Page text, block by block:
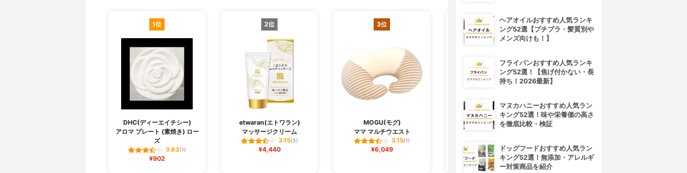
1位
DHC(ディーエイチシー)
アロマ プレート (素焼き) ロー
ズ
3.63(1)
¥902
2位
etwaran(エトワラン)
マッサージクリーム
3.15(3)
¥4,440
3位
MOGU(モグ)
ママ マルチウエスト
3.15(1)
¥6,049
4位
LADONNA(ラドンナ)
ジュエリー ビューティーカッ
3.15(1)
¥1,650
ヘアオイルおすすめ人気ランキ
ング52選【プチプラ・髪質別や
メンズ向けも！】
フライパンおすすめ人気ランキ
ング52選！【焦げ付かない・長
持ち！2026最新】
マヌカハニーおすすめ人気ラン
キング52選！味や栄養価の高さ
を徹底比較・検証
ドッグフードおすすめ人気ラン
キング52選！無添加・アレルギ
ー対策商品を紹介